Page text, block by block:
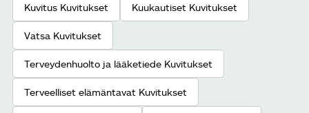
Kuvitus Kuvitukset Kuukautiset Kuvitukset
Vatsa Kuvitukset
Terveydenhuolto ja lääketiede Kuvitukset
Terveelliset elämäntavat Kuvitukset